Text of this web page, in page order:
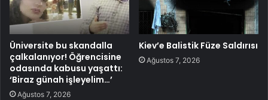
Üniversite bu skandalla
çalkalanıyor! Öğrencisine
odasında kabusu yaşattı:
‘Biraz günah işleyelim…’
Ağustos 7, 2026
Kiev’e Balistik Füze Saldırısı
Ağustos 7, 2026